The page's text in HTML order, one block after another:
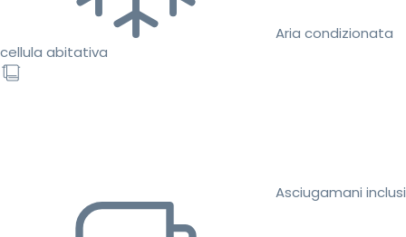
Aria condizionata
cellula abitativa
Asciugamani inclusi